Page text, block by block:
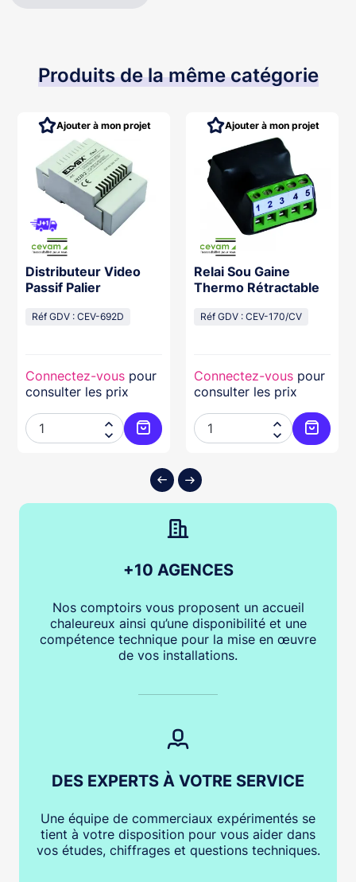
Produits de la même catégorie
au panier
Distributeur Video
Passif Palier
Réf GDV : CEV-692D
Connectez-vous pour
consulter les prix


Ajouter au panier
Ajouter à mon projet
Relai Sou Gaine
Thermo Rétractable
Réf GDV : CEV-170/CV
Connectez-vous pour
consulter les prix


Ajouter à mon projet
+10 AGENCES
Nos comptoirs vous proposent un accueil
chaleureux ainsi qu’une disponibilité et une
compétence technique pour la mise en œuvre
de vos installations.
DES EXPERTS À VOTRE SERVICE
Une équipe de commerciaux expérimentés se
tient à votre disposition pour vous aider dans
vos études, chiffrages et questions techniques.